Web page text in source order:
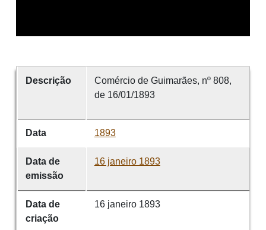
Descrição
Comércio de Guimarães, nº 808,
de 16/01/1893
Data 1893
Data de
emissão
16 janeiro 1893
Data de
criação
16 janeiro 1893